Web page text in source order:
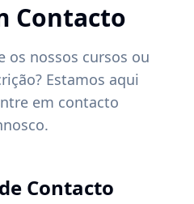
Contacto
os nossos cursos ou
Estamos aqui
em contacto
Contacto